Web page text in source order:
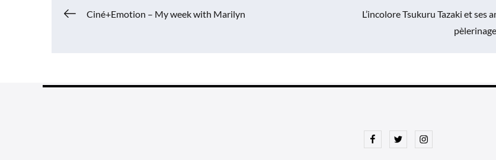
Navigation
l’article
Ciné+Emotion – My week with Marilyn
L’incolore Tsukuru Tazaki et ses
FacebookTwitterInstagram